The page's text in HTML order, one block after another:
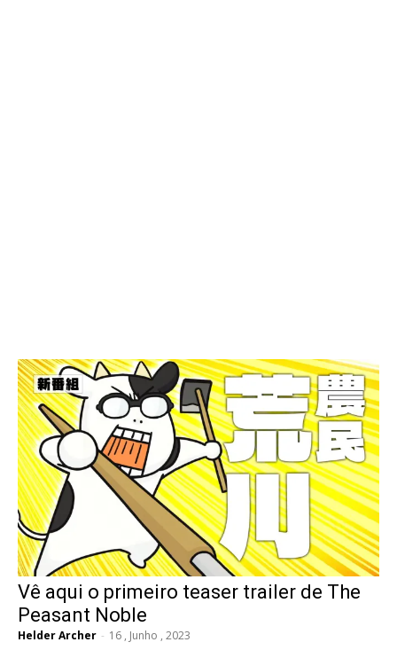
Vê aqui o primeiro teaser trailer de The
Peasant Noble
Helder Archer - 16 , Junho , 2023